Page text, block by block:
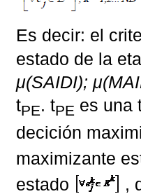
Es decir: el
estado de la
μ(SAIDI);
tPE. tPE es una
decición
maximizante
estado
,